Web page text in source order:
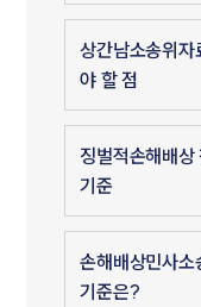
상간남소송위자
야 할 점
징벌적손해배
기준
손해배상민사소
기준은?